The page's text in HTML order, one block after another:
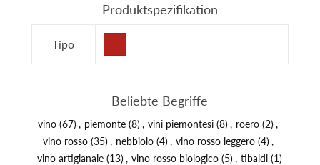
Produktspezifikation
Tipo
Beliebte Begriffe
vino (67) , piemonte (8) , vini piemontesi (8) , roero (2) ,
vino rosso (35) , nebbiolo (4) , vino rosso leggero (4) ,
vino artigianale (13) , vino rosso biologico (5) , tibaldi (1)